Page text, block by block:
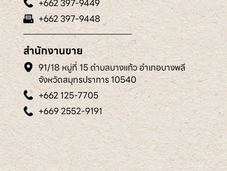
+662 397-9449
+662 397-9448
สำนักงานขาย
91/18 หมู่ที่ 15 ตำบลบางแก้ว อำเภอบางพลี
จังหวัดสมุทรปราการ 10540
+662 125-7705
+669 2552-9191